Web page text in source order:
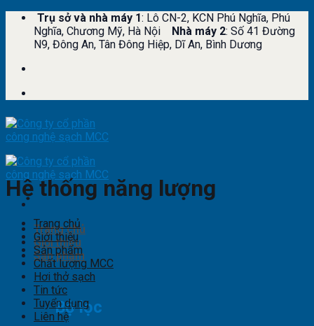
Skip
content
Trụ sở và nhà máy 1: Lô CN-2, KCN Phú Nghĩa, Phú
Nghĩa, Chương Mỹ, Hà Nội
Nhà máy 2: Số 41 Đường
N9, Đông An, Tân Đông Hiệp, Dĩ An, Bình Dương
Trang chủ
Giới thiệu
Sản phẩm
Bộ lọc
Hệ thống năng lượng
Trang chủ
Giới thiệu
Sản phẩm
Chất lượng MCC
Hơi thở sạch
Tin tức
Tuyển dụng
Liên hệ